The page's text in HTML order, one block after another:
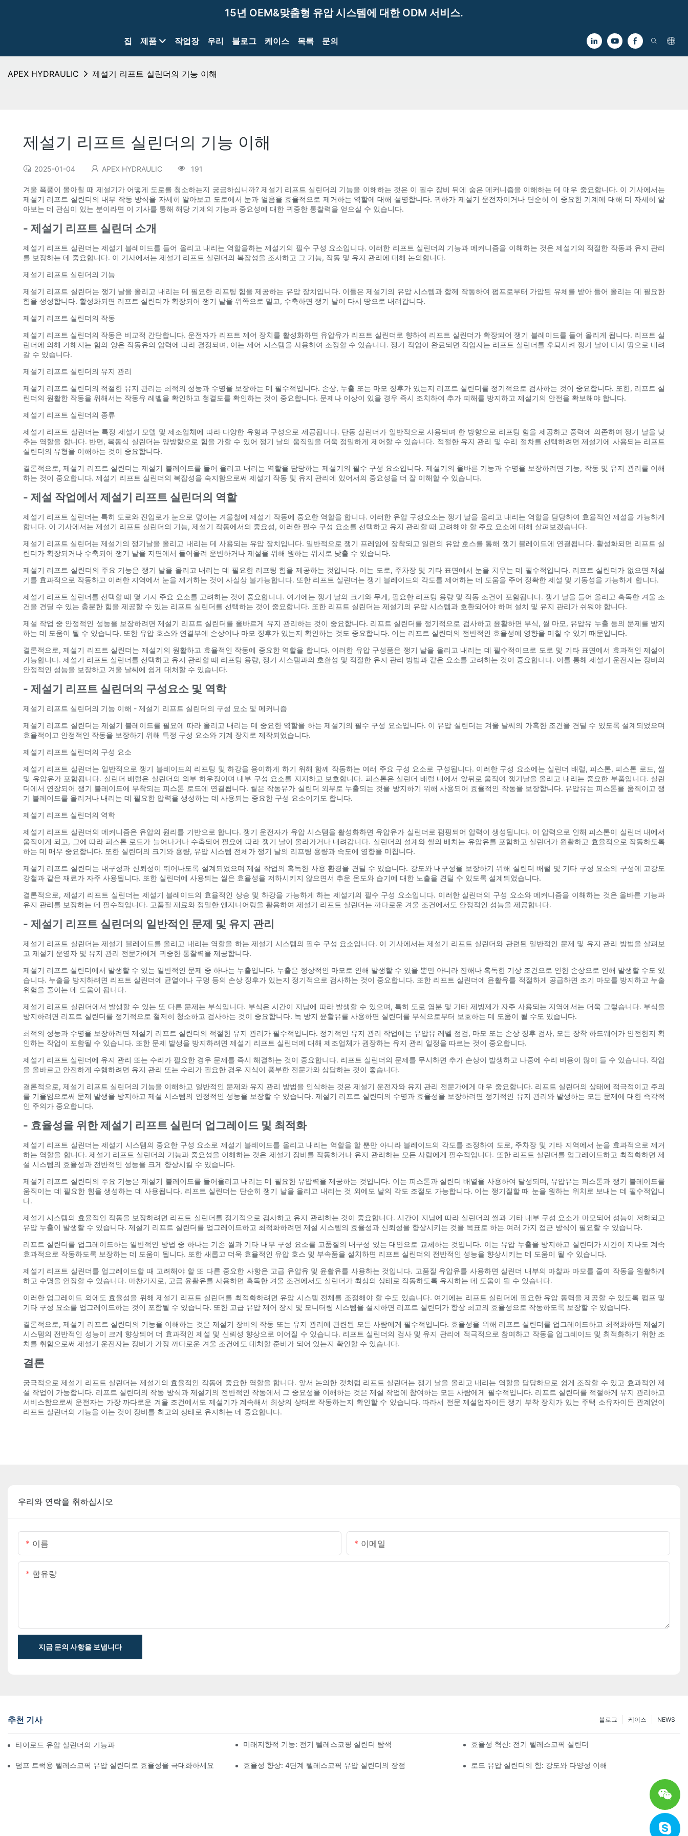
15년 OEM&맞춤형 유압 시스템에 대한 ODM 서비스.
집 제품 작업장 우리 블로그 케이스 목록 문의
APEX HYDRAULIC 제설기 리프트 실린더의 기능 이해
제설기 리프트 실린더의 기능 이해
2025-01-04 APEX HYDRAULIC 191
겨울 폭풍이 몰아칠 때 제설기가 어떻게 도로를 청소하는지 궁금하십니까? 제설기 리프트 실린더의 기능을 이해하는 것은 이 필수 장비 뒤에 숨은 메커니즘을 이해하는 데 매우 중요합니다. 이 기사에서는
제설기 리프트 실린더의 내부 작동 방식을 자세히 알아보고 도로에서 눈과 얼음을 효율적으로 제거하는 역할에 대해 설명합니다. 귀하가 제설기 운전자이거나 단순히 이 중요한 기계에 대해 더 자세히 알
아보는 데 관심이 있는 분이라면 이 기사를 통해 해당 기계의 기능과 중요성에 대한 귀중한 통찰력을 얻으실 수 있습니다.
- 제설기 리프트 실린더 소개
제설기 리프트 실린더는 제설기 블레이드를 들어 올리고 내리는 역할을하는 제설기의 필수 구성 요소입니다. 이러한 리프트 실린더의 기능과 메커니즘을 이해하는 것은 제설기의 적절한 작동과 유지 관리
를 보장하는 데 중요합니다. 이 기사에서는 제설기 리프트 실린더의 복잡성을 조사하고 그 기능, 작동 및 유지 관리에 대해 논의합니다.
제설기 리프트 실린더의 기능
제설기 리프트 실린더는 쟁기 날을 올리고 내리는 데 필요한 리프팅 힘을 제공하는 유압 장치입니다. 이들은 제설기의 유압 시스템과 함께 작동하여 펌프로부터 가압된 유체를 받아 들어 올리는 데 필요한
힘을 생성합니다. 활성화되면 리프트 실린더가 확장되어 쟁기 날을 위쪽으로 밀고, 수축하면 쟁기 날이 다시 땅으로 내려갑니다.
제설기 리프트 실린더의 작동
제설기 리프트 실린더의 작동은 비교적 간단합니다. 운전자가 리프트 제어 장치를 활성화하면 유압유가 리프트 실린더로 향하여 리프트 실린더가 확장되어 쟁기 블레이드를 들어 올리게 됩니다. 리프트 실
린더에 의해 가해지는 힘의 양은 작동유의 압력에 따라 결정되며, 이는 제어 시스템을 사용하여 조정할 수 있습니다. 쟁기 작업이 완료되면 작업자는 리프트 실린더를 후퇴시켜 쟁기 날이 다시 땅으로 내려
갈 수 있습니다.
제설기 리프트 실린더의 유지 관리
제설기 리프트 실린더의 적절한 유지 관리는 최적의 성능과 수명을 보장하는 데 필수적입니다. 손상, 누출 또는 마모 징후가 있는지 리프트 실린더를 정기적으로 검사하는 것이 중요합니다. 또한, 리프트 실
린더의 원활한 작동을 위해서는 작동유 레벨을 확인하고 청결도를 확인하는 것이 중요합니다. 문제나 이상이 있을 경우 즉시 조치하여 추가 피해를 방지하고 제설기의 안전을 확보해야 합니다.
제설기 리프트 실린더의 종류
제설기 리프트 실린더는 특정 제설기 모델 및 제조업체에 따라 다양한 유형과 구성으로 제공됩니다. 단동 실린더가 일반적으로 사용되며 한 방향으로 리프팅 힘을 제공하고 중력에 의존하여 쟁기 날을 낮
추는 역할을 합니다. 반면, 복동식 실린더는 양방향으로 힘을 가할 수 있어 쟁기 날의 움직임을 더욱 정밀하게 제어할 수 있습니다. 적절한 유지 관리 및 수리 절차를 선택하려면 제설기에 사용되는 리프트
실린더의 유형을 이해하는 것이 중요합니다.
결론적으로, 제설기 리프트 실린더는 제설기 블레이드를 들어 올리고 내리는 역할을 담당하는 제설기의 필수 구성 요소입니다. 제설기의 올바른 기능과 수명을 보장하려면 기능, 작동 및 유지 관리를 이해
하는 것이 중요합니다. 제설기 리프트 실린더의 복잡성을 숙지함으로써 제설기 작동 및 유지 관리에 있어서의 중요성을 더 잘 이해할 수 있습니다.
- 제설 작업에서 제설기 리프트 실린더의 역할
제설기 리프트 실린더는 특히 도로와 진입로가 눈으로 덮이는 겨울철에 제설기 작동에 중요한 역할을 합니다. 이러한 유압 구성요소는 쟁기 날을 올리고 내리는 역할을 담당하여 효율적인 제설을 가능하게
합니다. 이 기사에서는 제설기 리프트 실린더의 기능, 제설기 작동에서의 중요성, 이러한 필수 구성 요소를 선택하고 유지 관리할 때 고려해야 할 주요 요소에 대해 살펴보겠습니다.
제설기 리프트 실린더는 제설기의 쟁기날을 올리고 내리는 데 사용되는 유압 장치입니다. 일반적으로 쟁기 프레임에 장착되고 일련의 유압 호스를 통해 쟁기 블레이드에 연결됩니다. 활성화되면 리프트 실
린더가 확장되거나 수축되어 쟁기 날을 지면에서 들어올려 운반하거나 제설을 위해 원하는 위치로 낮출 수 있습니다.
제설기 리프트 실린더의 주요 기능은 쟁기 날을 올리고 내리는 데 필요한 리프팅 힘을 제공하는 것입니다. 이는 도로, 주차장 및 기타 표면에서 눈을 치우는 데 필수적입니다. 리프트 실린더가 없으면 제설
기를 효과적으로 작동하고 이러한 지역에서 눈을 제거하는 것이 사실상 불가능합니다. 또한 리프트 실린더는 쟁기 블레이드의 각도를 제어하는 ​​데 도움을 주어 정확한 제설 및 기동성을 가능하게 합니다.
제설기 리프트 실린더를 선택할 때 몇 가지 주요 요소를 고려하는 것이 중요합니다. 여기에는 쟁기 날의 크기와 무게, 필요한 리프팅 용량 및 작동 조건이 포함됩니다. 쟁기 날을 들어 올리고 혹독한 겨울 조
건을 견딜 수 있는 충분한 힘을 제공할 수 있는 리프트 실린더를 선택하는 것이 중요합니다. 또한 리프트 실린더는 제설기의 유압 시스템과 호환되어야 하며 설치 및 유지 관리가 쉬워야 합니다.
제설 작업 중 안정적인 성능을 보장하려면 제설기 리프트 실린더를 올바르게 유지 관리하는 것이 중요합니다. 리프트 실린더를 정기적으로 검사하고 윤활하면 부식, 씰 마모, 유압유 누출 등의 문제를 방지
하는 데 도움이 될 수 있습니다. 또한 유압 호스와 연결부에 손상이나 마모 징후가 있는지 확인하는 것도 중요합니다. 이는 리프트 실린더의 전반적인 효율성에 영향을 미칠 수 있기 때문입니다.
결론적으로, 제설기 리프트 실린더는 제설기의 원활하고 효율적인 작동에 중요한 역할을 합니다. 이러한 유압 구성품은 쟁기 날을 올리고 내리는 데 필수적이므로 도로 및 기타 표면에서 효과적인 제설이
가능합니다. 제설기 리프트 실린더를 선택하고 유지 관리할 때 리프팅 용량, 쟁기 시스템과의 호환성 및 적절한 유지 관리 방법과 같은 요소를 고려하는 것이 중요합니다. 이를 통해 제설기 운전자는 장비의
안정적인 성능을 보장하고 겨울 날씨에 쉽게 대처할 수 있습니다.
- 제설기 리프트 실린더의 구성요소 및 역학
제설기 리프트 실린더의 기능 이해 - 제설기 리프트 실린더의 구성 요소 및 메커니즘
제설기 리프트 실린더는 제설기 블레이드를 필요에 따라 올리고 내리는 데 중요한 역할을 하는 제설기의 필수 구성 요소입니다. 이 유압 실린더는 겨울 날씨의 가혹한 조건을 견딜 수 있도록 설계되었으며
효율적이고 안정적인 작동을 보장하기 위해 특정 구성 요소와 기계 장치로 제작되었습니다.
제설기 리프트 실린더의 구성 요소
제설기 리프트 실린더는 일반적으로 쟁기 블레이드의 리프팅 및 하강을 용이하게 하기 위해 함께 작동하는 여러 주요 구성 요소로 구성됩니다. 이러한 구성 요소에는 실린더 배럴, 피스톤, 피스톤 로드, 씰
및 유압유가 포함됩니다. 실린더 배럴은 실린더의 외부 하우징이며 내부 구성 요소를 지지하고 보호합니다. 피스톤은 실린더 배럴 내에서 앞뒤로 움직여 쟁기날을 올리고 내리는 중요한 부품입니다. 실린
더에서 연장되어 쟁기 블레이드에 부착되는 피스톤 로드에 연결됩니다. 씰은 작동유가 실린더 외부로 누출되는 것을 방지하기 위해 사용되어 효율적인 작동을 보장합니다. 유압유는 피스톤을 움직이고 쟁
기 블레이드를 올리거나 내리는 데 필요한 압력을 생성하는 데 사용되는 중요한 구성 요소이기도 합니다.
제설기 리프트 실린더의 역학
제설기 리프트 실린더의 메커니즘은 유압의 원리를 기반으로 합니다. 쟁기 운전자가 유압 시스템을 활성화하면 유압유가 실린더로 펌핑되어 압력이 생성됩니다. 이 압력으로 인해 피스톤이 실린더 내에서
움직이게 되고, 그에 따라 피스톤 로드가 늘어나거나 수축되어 필요에 따라 쟁기 날이 올라가거나 내려갑니다. 실린더의 설계와 씰의 배치는 유압유를 포함하고 실린더가 원활하고 효율적으로 작동하도록
하는 데 매우 중요합니다. 또한 실린더의 크기와 용량, 유압 시스템 전체가 쟁기 날의 리프팅 용량과 속도에 영향을 미칩니다.
제설기 리프트 실린더는 내구성과 신뢰성이 뛰어나도록 설계되었으며 제설 작업의 혹독한 사용 환경을 견딜 수 있습니다. 강도와 내구성을 보장하기 위해 실린더 배럴 및 기타 구성 요소의 구성에 고강도
강철과 같은 재료가 자주 사용됩니다. 또한 실린더에 사용되는 씰은 효율성을 저하시키지 않으면서 추운 온도와 습기에 대한 노출을 견딜 수 있도록 설계되었습니다.
결론적으로, 제설기 리프트 실린더는 제설기 블레이드의 효율적인 상승 및 하강을 가능하게 하는 제설기의 필수 구성 요소입니다. 이러한 실린더의 구성 요소와 메커니즘을 이해하는 것은 올바른 기능과
유지 관리를 보장하는 데 필수적입니다. 고품질 재료와 정밀한 엔지니어링을 활용하여 제설기 리프트 실린더는 까다로운 겨울 조건에서도 안정적인 성능을 제공합니다.
- 제설기 리프트 실린더의 일반적인 문제 및 유지 관리
제설기 리프트 실린더는 제설기 블레이드를 올리고 내리는 역할을 하는 제설기 시스템의 필수 구성 요소입니다. 이 기사에서는 제설기 리프트 실린더와 관련된 일반적인 문제 및 유지 관리 방법을 살펴보
고 제설기 운영자 및 유지 관리 전문가에게 귀중한 통찰력을 제공합니다.
제설기 리프트 실린더에서 발생할 수 있는 일반적인 문제 중 하나는 누출입니다. 누출은 정상적인 마모로 인해 발생할 수 있을 뿐만 아니라 잔해나 혹독한 기상 조건으로 인한 손상으로 인해 발생할 수도 있
습니다. 누출을 방지하려면 리프트 실린더에 균열이나 구멍 등의 손상 징후가 있는지 정기적으로 검사하는 것이 중요합니다. 또한 리프트 실린더에 윤활유를 적절하게 공급하면 조기 마모를 방지하고 누출
위험을 줄이는 데 도움이 됩니다.
제설기 리프트 실린더에서 발생할 수 있는 또 다른 문제는 부식입니다. 부식은 시간이 지남에 따라 발생할 수 있으며, 특히 도로 염분 및 기타 제빙제가 자주 사용되는 지역에서는 더욱 그렇습니다. 부식을
방지하려면 리프트 실린더를 정기적으로 철저히 청소하고 검사하는 것이 중요합니다. 녹 방지 윤활유를 사용하면 실린더를 부식으로부터 보호하는 데 도움이 될 수도 있습니다.
최적의 성능과 수명을 보장하려면 제설기 리프트 실린더의 적절한 유지 관리가 필수적입니다. 정기적인 유지 관리 작업에는 유압유 레벨 점검, 마모 또는 손상 징후 검사, 모든 장착 하드웨어가 안전한지 확
인하는 작업이 포함될 수 있습니다. 또한 문제 발생을 방지하려면 제설기 리프트 실린더에 대해 제조업체가 권장하는 유지 관리 일정을 따르는 것이 중요합니다.
제설기 리프트 실린더에 유지 관리 또는 수리가 필요한 경우 문제를 즉시 해결하는 것이 중요합니다. 리프트 실린더의 문제를 무시하면 추가 손상이 발생하고 나중에 수리 비용이 많이 들 수 있습니다. 작업
을 올바르고 안전하게 수행하려면 유지 관리 또는 수리가 필요한 경우 지식이 풍부한 전문가와 상담하는 것이 좋습니다.
결론적으로, 제설기 리프트 실린더의 기능을 이해하고 일반적인 문제와 유지 관리 방법을 인식하는 것은 제설기 운전자와 유지 관리 전문가에게 매우 중요합니다. 리프트 실린더의 상태에 적극적이고 주의
를 기울임으로써 문제 발생을 방지하고 제설 시스템의 안정적인 성능을 보장할 수 있습니다. 제설기 리프트 실린더의 수명과 효율성을 보장하려면 정기적인 유지 관리와 발생하는 모든 문제에 대한 즉각적
인 주의가 중요합니다.
- 효율성을 위한 제설기 리프트 실린더 업그레이드 및 최적화
제설기 리프트 실린더는 제설기 시스템의 중요한 구성 요소로 제설기 블레이드를 올리고 내리는 역할을 할 뿐만 아니라 블레이드의 각도를 조정하여 도로, 주차장 및 기타 지역에서 눈을 효과적으로 제거
하는 역할을 합니다. 제설기 리프트 실린더의 기능과 중요성을 이해하는 것은 제설기 장비를 작동하거나 유지 관리하는 모든 사람에게 필수적입니다. 또한 리프트 실린더를 업그레이드하고 최적화하면 제
설 시스템의 효율성과 전반적인 성능을 크게 향상시킬 수 있습니다.
제설기 리프트 실린더의 주요 기능은 제설기 블레이드를 들어올리고 내리는 데 필요한 유압력을 제공하는 것입니다. 이는 피스톤과 실린더 배열을 사용하여 달성되며, 유압유는 피스톤과 쟁기 블레이드를
움직이는 데 필요한 힘을 생성하는 데 사용됩니다. 리프트 실린더는 단순히 쟁기 날을 올리고 내리는 것 외에도 날의 각도 조절도 가능합니다. 이는 쟁기질할 때 눈을 원하는 위치로 보내는 데 필수적입니
다.
제설기 시스템의 효율적인 작동을 보장하려면 리프트 실린더를 정기적으로 검사하고 유지 관리하는 것이 중요합니다. 시간이 지남에 따라 실린더의 씰과 기타 내부 구성 요소가 마모되어 성능이 저하되고
유압 누출이 발생할 수 있습니다. 제설기 리프트 실린더를 업그레이드하고 최적화하려면 제설 시스템의 효율성과 신뢰성을 향상시키는 것을 목표로 하는 여러 가지 접근 방식이 필요할 수 있습니다.
리프트 실린더를 업그레이드하는 일반적인 방법 중 하나는 기존 씰과 기타 내부 구성 요소를 고품질의 내구성 있는 대안으로 교체하는 것입니다. 이는 유압 누출을 방지하고 실린더가 시간이 지나도 계속
효과적으로 작동하도록 보장하는 데 도움이 됩니다. 또한 새롭고 더욱 효율적인 유압 호스 및 부속품을 설치하면 리프트 실린더의 전반적인 성능을 향상시키는 데 도움이 될 수 있습니다.
제설기 리프트 실린더를 업그레이드할 때 고려해야 할 또 다른 중요한 사항은 고급 유압유 및 윤활유를 사용하는 것입니다. 고품질 유압유를 사용하면 실린더 내부의 마찰과 마모를 줄여 작동을 원활하게
하고 수명을 연장할 수 있습니다. 마찬가지로, 고급 윤활유를 사용하면 혹독한 겨울 조건에서도 실린더가 최상의 상태로 작동하도록 유지하는 데 도움이 될 수 있습니다.
이러한 업그레이드 외에도 효율성을 위해 제설기 리프트 실린더를 최적화하려면 유압 시스템 전체를 조정해야 할 수도 있습니다. 여기에는 리프트 실린더에 필요한 유압 동력을 제공할 수 있도록 펌프 및
기타 구성 요소를 업그레이드하는 것이 포함될 수 있습니다. 또한 고급 유압 제어 장치 및 모니터링 시스템을 설치하면 리프트 실린더가 항상 최고의 효율성으로 작동하도록 보장할 수 있습니다.
결론적으로, 제설기 리프트 실린더의 기능을 이해하는 것은 제설기 장비의 작동 또는 유지 관리에 관련된 모든 사람에게 필수적입니다. 효율성을 위해 리프트 실린더를 업그레이드하고 최적화하면 제설기
시스템의 전반적인 성능이 크게 향상되어 더 효과적인 제설 및 신뢰성 향상으로 이어질 수 있습니다. 리프트 실린더의 검사 및 유지 관리에 적극적으로 참여하고 작동을 업그레이드 및 최적화하기 위한 조
치를 취함으로써 제설기 운전자는 장비가 가장 까다로운 겨울 조건에도 대처할 준비가 되어 있는지 확인할 수 있습니다.
결론
궁극적으로 제설기 리프트 실린더는 제설기의 효율적인 작동에 중요한 역할을 합니다. 앞서 논의한 것처럼 리프트 실린더는 쟁기 날을 올리고 내리는 역할을 담당하므로 쉽게 조작할 수 있고 효과적인 제
설 작업이 가능합니다. 리프트 실린더의 작동 방식과 제설기의 전반적인 작동에서 그 중요성을 이해하는 것은 제설 작업에 참여하는 모든 사람에게 필수적입니다. 리프트 실린더를 적절하게 유지 관리하고
서비스함으로써 운전자는 가장 까다로운 겨울 조건에서도 제설기가 계속해서 최상의 상태로 작동하는지 확인할 수 있습니다. 따라서 전문 제설업자이든 쟁기 부착 장치가 있는 주택 소유자이든 관계없이
리프트 실린더의 기능을 아는 것이 장비를 최고의 상태로 유지하는 데 중요합니다.
우리와 연락을 취하십시오
이름 이메일
함유량
지금 문의 사항을 보냅니다
추천 기사 NEWS
케이스
블로그
타이로드 유압 실린더의 기능과 중요성 이해 미래지향적 기능: 전기 텔레스코핑 실린더 탐색 효율성 혁신: 전기 텔레스코픽 실린더
덤프 트럭용 텔레스코픽 유압 실린더로 효율성을 극대화하세요 효율성 향상: 4단계 텔레스코픽 유압 실린더의 장점 로드 유압 실린더의 힘: 강도와 다양성 이해